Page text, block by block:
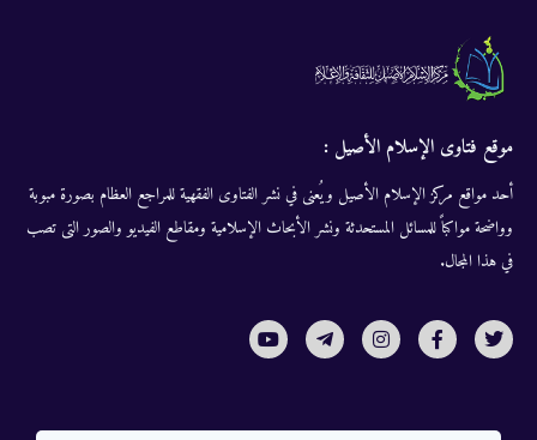
موقع فتاوى الإسلام الأصيل :
أحد مواقع مركز الإسلام الأصيل ويُعنى في نشر الفتاوى الفقهية للمراجع العظام بصورة مبوبة
وواضحة مواكباً للمسائل المستحدثة ونشر الأبحاث الإسلامية ومقاطع الفيديو والصور التى تصب
في هذا المجال.